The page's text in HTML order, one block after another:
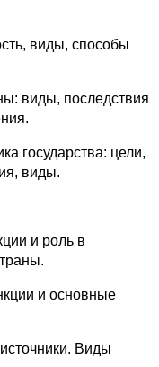
виды, способы
виды, последствия
государства: цели,
виды.
и роль в
и основные
Виды